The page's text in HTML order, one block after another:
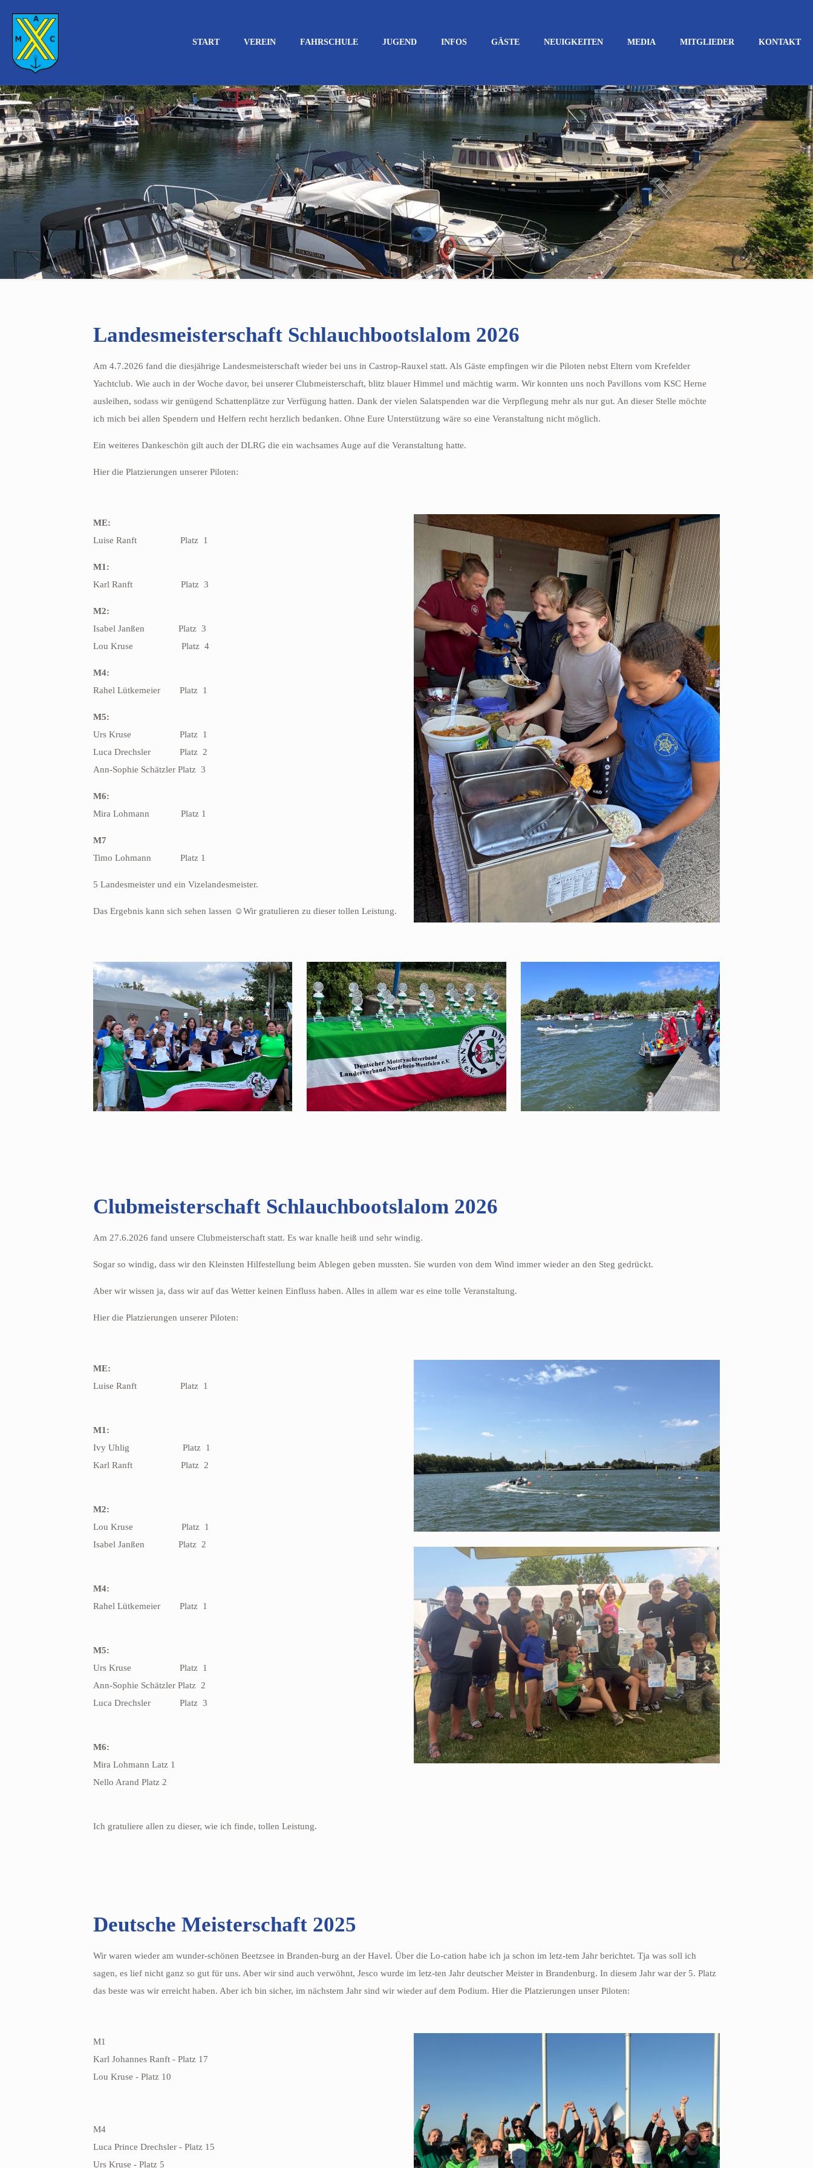
START VEREIN FAHRSCHULE JUGEND INFOS GÄSTE NEUIGKEITEN MEDIA MITGLIEDER KONTAKT
Landesmeisterschaft Schlauchbootslalom 2026
Am 4.7.2026 fand die diesjährige Landesmeisterschaft wieder bei uns in Castrop-Rauxel statt. Als Gäste empfingen wir die Piloten nebst Eltern vom Krefelder
Yachtclub. Wie auch in der Woche davor, bei unserer Clubmeisterschaft, blitz blauer Himmel und mächtig warm. Wir konnten uns noch Pavillons vom KSC Herne
ausleihen, sodass wir genügend Schattenplätze zur Verfügung hatten. Dank der vielen Salatspenden war die Verpflegung mehr als nur gut. An dieser Stelle möchte
ich mich bei allen Spendern und Helfern recht herzlich bedanken. Ohne Eure Unterstützung wäre so eine Veranstaltung nicht möglich.
Ein weiteres Dankeschön gilt auch der DLRG die ein wachsames Auge auf die Veranstaltung hatte.
Hier die Platzierungen unserer Piloten:
ME:
Luise Ranft
Platz 1
M1:
Karl Ranft
Platz 3
M2:
Isabel Janßen
Platz 3
Lou Kruse
Platz 4
M4:
Rahel Lütkemeier
Platz 1
M5:
Urs Kruse
Platz 1
Luca Drechsler
Platz 2
Ann-Sophie Schätzler Platz 3
M6:
Mira Lohmann
Platz 1
M7
Timo Lohmann
Platz 1
5 Landesmeister und ein Vizelandesmeister.
Das Ergebnis kann sich sehen lassen ☺Wir gratulieren zu dieser tollen Leistung.
Clubmeisterschaft Schlauchbootslalom 2026
Am 27.6.2026 fand unsere Clubmeisterschaft statt. Es war knalle heiß und sehr windig.
Sogar so windig, dass wir den Kleinsten Hilfestellung beim Ablegen geben mussten. Sie wurden von dem Wind immer wieder an den Steg gedrückt.
Aber wir wissen ja, dass wir auf das Wetter keinen Einfluss haben. Alles in allem war es eine tolle Veranstaltung.
Hier die Platzierungen unserer Piloten:
ME:
Luise Ranft
Platz 1
M1:
Ivy Uhlig Platz 1
Karl Ranft
Platz 2
M2:
Lou Kruse
Platz 1
Isabel Janßen Platz 2
M4:
Rahel Lütkemeier
Platz 1
M5:
Urs Kruse
Platz 1
Ann-Sophie Schätzler Platz 2
Luca Drechsler
Platz 3
M6:
Mira Lohmann Latz 1
Nello Arand Platz 2
Ich gratuliere allen zu dieser, wie ich finde, tollen Leistung.
Deutsche Meisterschaft 2025
Wir waren wieder am wunder-schönen Beetzsee in Branden-burg an der Havel. Über die Lo-cation habe ich ja schon im letz-tem Jahr berichtet. Tja was soll ich
sagen, es lief nicht ganz so gut für uns. Aber wir sind auch verwöhnt, Jesco wurde im letz-ten Jahr deutscher Meister in Brandenburg. In diesem Jahr war der 5. Platz
das beste was wir erreicht haben. Aber ich bin sicher, im nächstem Jahr sind wir wieder auf dem Podium. Hier die Platzierungen unser Piloten:
M1
Karl Johannes Ranft - Platz 17
Lou Kruse - Platz 10
M4
Luca Prince Drechsler - Platz 15
Urs Kruse - Platz 5